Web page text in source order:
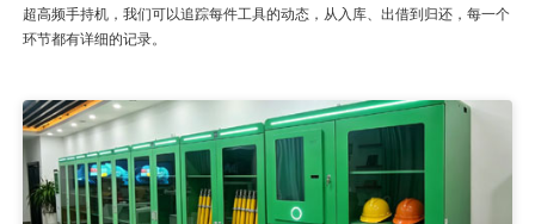
超高频手持机，我们可以追踪每件工具的动态，从入库、出借到归还，每一个
环节都有详细的记录。